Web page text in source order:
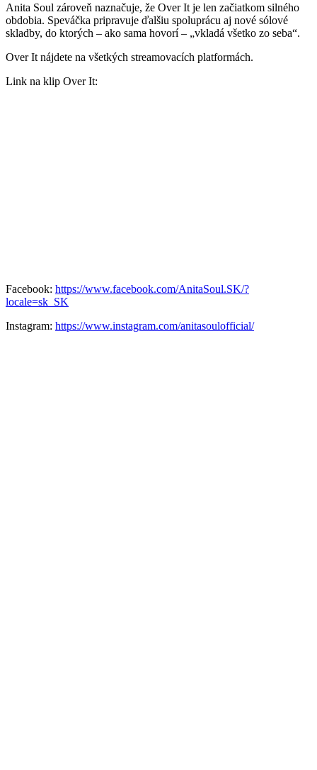
Anita Soul zároveň naznačuje, že Over It je len začiatkom silného
obdobia. Speváčka pripravuje ďalšiu spoluprácu aj nové sólové
skladby, do ktorých – ako sama hovorí – „vkladá všetko zo seba“.
Over It nájdete na všetkých streamovacích platformách.
Link na klip Over It:
Facebook: https://www.facebook.com/AnitaSoul.SK/?
locale=sk_SK
Instagram: https://www.instagram.com/anitasoulofficial/